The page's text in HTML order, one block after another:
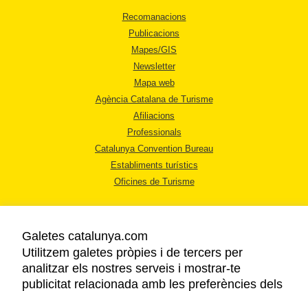
Recomanacions
Publicacions
Mapes/GIS
Newsletter
Mapa web
Agència Catalana de Turisme
Afiliacions
Professionals
Catalunya Convention Bureau
Establiments turístics
Oficines de Turisme
AVÍS LEGAL
Galetes catalunya.com
Utilitzem galetes pròpies i de tercers per
analitzar els nostres serveis i mostrar-te
publicitat relacionada amb les preferències dels